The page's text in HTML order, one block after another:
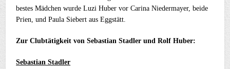
bestes Mädchen wurde Luzi Huber vor Carina Niedermayer, beide
Prien, und Paula Siebert aus Eggstätt.
Zur Clubtätigkeit von Sebastian Stadler und Rolf Huber:
Sebastian Stadler